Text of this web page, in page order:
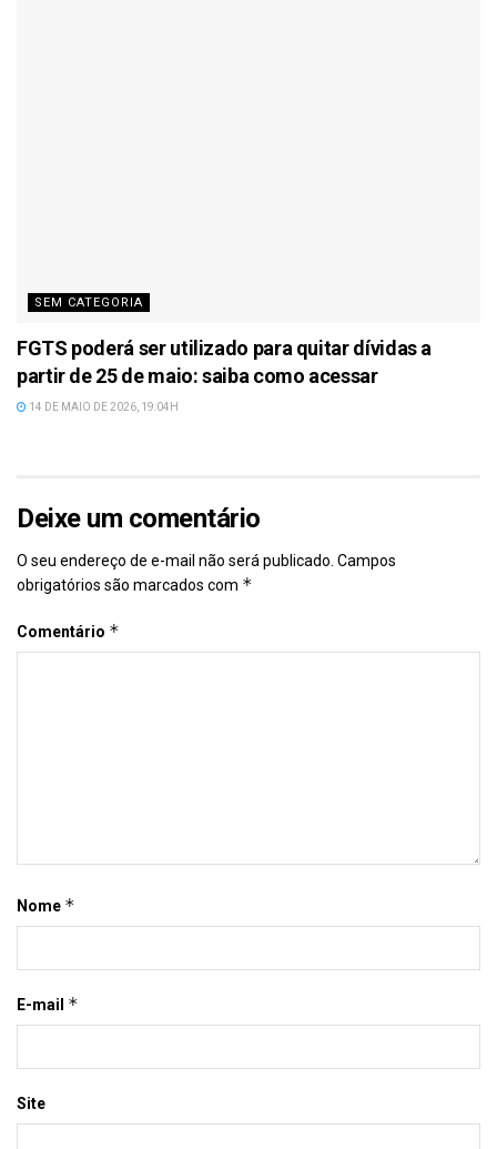
SEM CATEGORIA
FGTS poderá ser utilizado para quitar dívidas a
partir de 25 de maio: saiba como acessar
14 DE MAIO DE 2026, 19:04H
Deixe um comentário
O seu endereço de e-mail não será publicado. Campos
obrigatórios são marcados com *
Comentário *
Nome *
E-mail *
Site